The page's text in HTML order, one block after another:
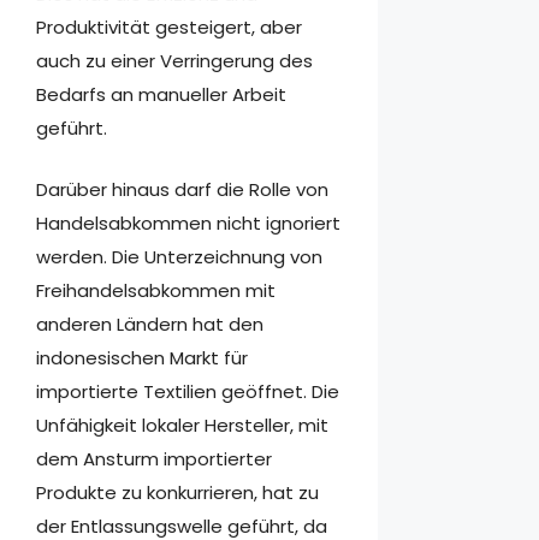
Produktivität gesteigert, aber
auch zu einer Verringerung des
Bedarfs an manueller Arbeit
geführt.
Darüber hinaus darf die Rolle von
Handelsabkommen nicht ignoriert
werden. Die Unterzeichnung von
Freihandelsabkommen mit
anderen Ländern hat den
indonesischen Markt für
importierte Textilien geöffnet. Die
Unfähigkeit lokaler Hersteller, mit
dem Ansturm importierter
Produkte zu konkurrieren, hat zu
der Entlassungswelle geführt, da